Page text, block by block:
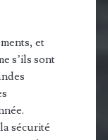
et
s’ils sont
sécurité